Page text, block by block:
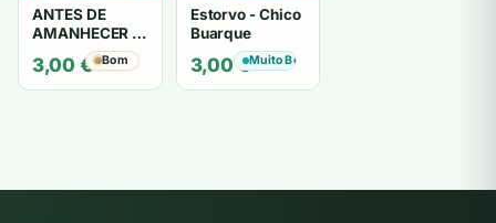
ANTES DE
AMANHECER -
ruy de oliveira
3,00 € Bom
Estorvo - Chico
Buarque
3,00€Muito Bom